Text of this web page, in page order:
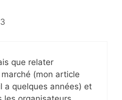
que relater
marché (mon article
a quelques années) et